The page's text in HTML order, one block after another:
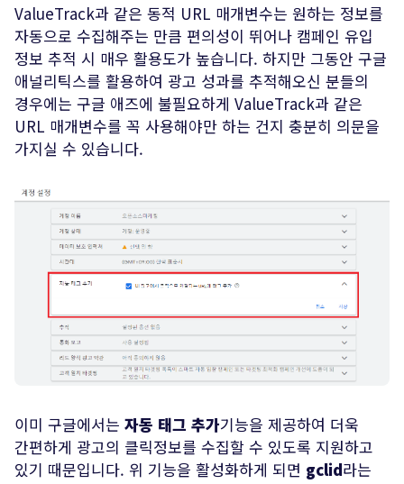
ValueTrack과 같은 동적 URL 매개변수는 원하는 정보를
자동으로 수집해주는 만큼 편의성이 뛰어나 캠페인 유입
정보 추적 시 매우 활용도가 높습니다. 하지만 그동안 구글
애널리틱스를 활용하여 광고 성과를 추적해오신 분들의
경우에는 구글 애즈에 불필요하게 ValueTrack과 같은
URL 매개변수를 꼭 사용해야만 하는 건지 충분히 의문을
가지실 수 있습니다.
이미 구글에서는 자동 태그 추가기능을 제공하여 더욱
간편하게 광고의 클릭정보를 수집할 수 있도록 지원하고
있기 때문입니다. 위 기능을 활성화하게 되면 gclid라는